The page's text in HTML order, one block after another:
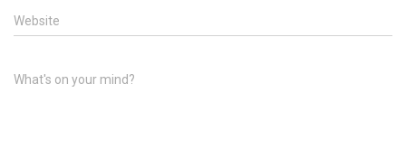
Website
What's on your mind?